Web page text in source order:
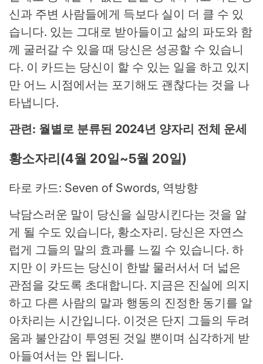
신과 주변 사람들에게 득보다 실이 더 클 수 있
습니다. 있는 그대로 받아들이고 삶의 파도와 함
께 굴러갈 수 있을 때 당신은 성공할 수 있습니
다. 이 카드는 당신이 할 수 있는 일을 하고 있지
만 어느 시점에서는 포기해도 괜찮다는 것을 나
타냅니다.
관련: 월별로 분류된 2024년 양자리 전체 운세
황소자리(4월 20일~5월 20일)
타로 카드: Seven of Swords, 역방향
낙담스러운 말이 당신을 실망시킨다는 것을 알
게 될 수도 있습니다, 황소자리. 당신은 자연스
럽게 그들의 말의 효과를 느낄 수 있습니다. 하
지만 이 카드는 당신이 한발 물러서서 더 넓은
관점을 갖도록 초대합니다. 지금은 진실에 의지
하고 다른 사람의 말과 행동의 진정한 동기를 알
아차리는 시간입니다. 이것은 단지 그들의 두려
움과 불안감이 투영된 것일 뿐이며 심각하게 받
아들여서는 안 됩니다.